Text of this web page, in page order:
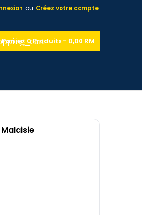
ou Créez votre compte
Panier: 0Produits - 0,00 RM